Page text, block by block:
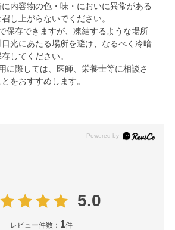
に内容物の色・味・においに異常がある
し上がらないでください。
保存できますが、凍結するような場所
光にあたる場所を避け、なるべく冷暗
してください。
に際しては、医師、栄養士等に相談さ
をおすすめします。
5.0
レビュー件数： 1件